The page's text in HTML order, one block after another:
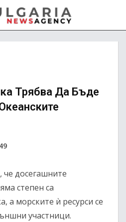
Трябва Да Бъде
досегашните
степен са
а морските ѝ ресурси се
участници.